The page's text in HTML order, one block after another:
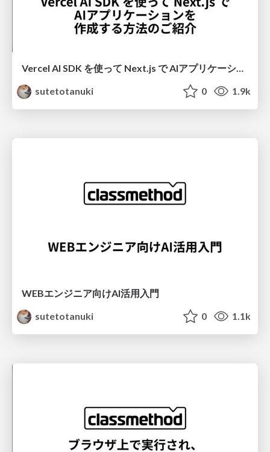
Vercel AI SDK を使って Next.js で AIアプリケーションを 作成する方法のご紹介
sutetotanuki
0 1.9k
WEBエンジニア向けAI活用入門
sutetotanuki
0 1.1k